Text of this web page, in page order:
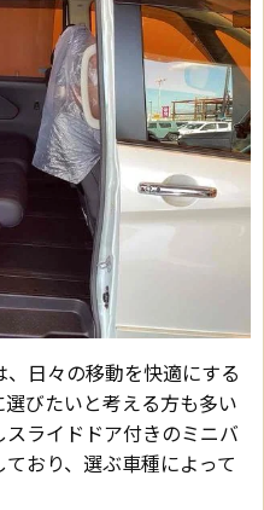
日々の移動を快適にする
びたいと考える方も多い
ライドドア付きのミニバ
おり、選ぶ車種によって